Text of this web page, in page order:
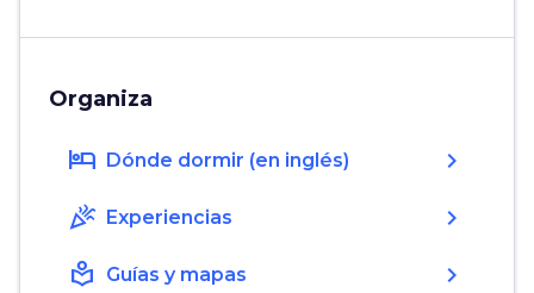
Organiza
hotel Dónde dormir (en inglés) chevron_right
celebration Experiencias chevron_right
local_library Guías y mapas chevron_right